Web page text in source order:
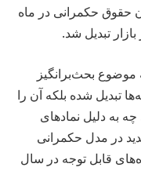
حقوق حکمرانی در ماه
تبدیل شد.
موضوع بحث‌برانگیز
تبدیل شده بلکه آن را
به دلیل نمادهای
در مدل حکمرانی
قابل توجه در سال